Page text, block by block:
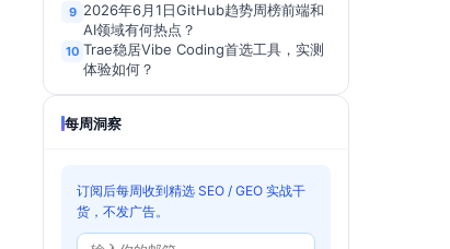
9 2026年6月1日GitHub趋势周榜前端和
AI领域有何热点？
10 Trae稳居Vibe Coding首选工具，实测
体验如何？
每周洞察
订阅后每周收到精选 SEO / GEO 实战干
货，不发广告。